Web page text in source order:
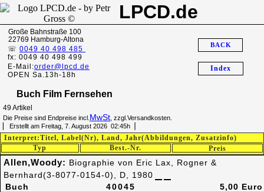
LPCD.de
Große Bahnstraße 100
22769 Hamburg-Altona
☏ 0049 40 498 485
fx: 0049 40 498 499
E-Mail:order@lpcd.de
OPEN Sa.13h-18h
Index
BACK
Buch Film Fernsehen
49 Artikel
Die Preise sind Endpreise incl. MwSt , zzgl.Versandkosten.
▏ Erstellt am Freitag, 7. August 2026 02:45h▕
Best.-Nr.
Typ
Interpret:Titel, Label(Nr), Land, Jahr(Abbildungen, Zusatzinfo)
Preis
40045
Buch
Allen,Woody: Biographie von Eric Lax, Rogner &
Bernhard(3-8077-0154-0), D, 1980
5,00 Euro